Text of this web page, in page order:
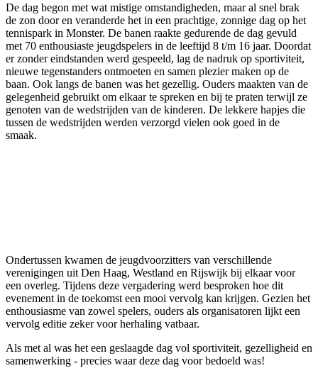
De dag begon met wat mistige omstandigheden, maar al snel brak
de zon door en veranderde het in een prachtige, zonnige dag op het
tennispark in Monster. De banen raakte gedurende de dag gevuld
met 70 enthousiaste jeugdspelers in de leeftijd 8 t/m 16 jaar. Doordat
er zonder eindstanden werd gespeeld, lag de nadruk op sportiviteit,
nieuwe tegenstanders ontmoeten en samen plezier maken op de
baan. Ook langs de banen was het gezellig. Ouders maakten van de
gelegenheid gebruikt om elkaar te spreken en bij te praten terwijl ze
genoten van de wedstrijden van de kinderen. De lekkere hapjes die
tussen de wedstrijden werden verzorgd vielen ook goed in de
smaak.
Ondertussen kwamen de jeugdvoorzitters van verschillende
verenigingen uit Den Haag, Westland en Rijswijk bij elkaar voor
een overleg. Tijdens deze vergadering werd besproken hoe dit
evenement in de toekomst een mooi vervolg kan krijgen. Gezien het
enthousiasme van zowel spelers, ouders als organisatoren lijkt een
vervolg editie zeker voor herhaling vatbaar.
Als met al was het een geslaagde dag vol sportiviteit, gezelligheid en
samenwerking - precies waar deze dag voor bedoeld was!